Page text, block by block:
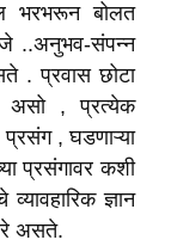
भरभरून बोलत
..अनुभव-संपन्न
. प्रवास छोटा
असो , प्रत्येक
, घडणाऱ्या
प्रसंगावर कशी
ज्ञान
असते.